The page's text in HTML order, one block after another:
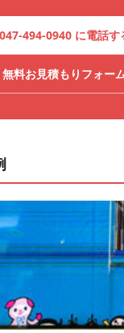
494-0940 に電話す
料お見積もりフォー